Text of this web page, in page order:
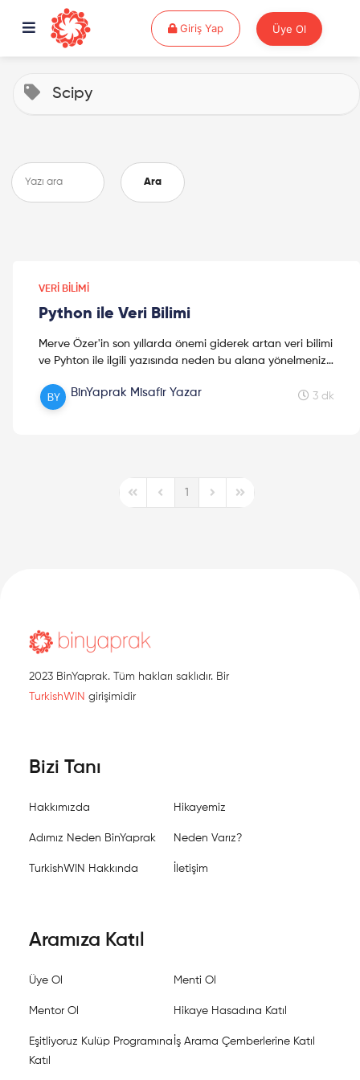
Giriş YapGiriş Yap Üye Ol
Scipy
Ara
VERI BILIMI
Python ile Veri Bilimi
Merve Özer'in son yıllarda önemi giderek artan veri bilimi
ve Pyhton ile ilgili yazısında neden bu alana yönelmeniz
tavsiyeye sahip olmuş oluyoruz. Keyifli okumalar!
BinYaprak Misafir Yazar 3 dk
First PagePrevious Page
1
Next PageLast Page
2023 BinYaprak. Tüm hakları saklıdır. Bir
TurkishWIN girişimidir
Bizi Tanı
Hakkımızda Hikayemiz
Adımız Neden BinYaprak Neden Varız?
TurkishWIN Hakkında İletişim
Aramıza Katıl
Üye Ol Menti Ol
Mentor Ol Hikaye Hasadına Katıl
Eşitliyoruz Kulüp Programına
Katıl
İş Arama Çemberlerine Katıl